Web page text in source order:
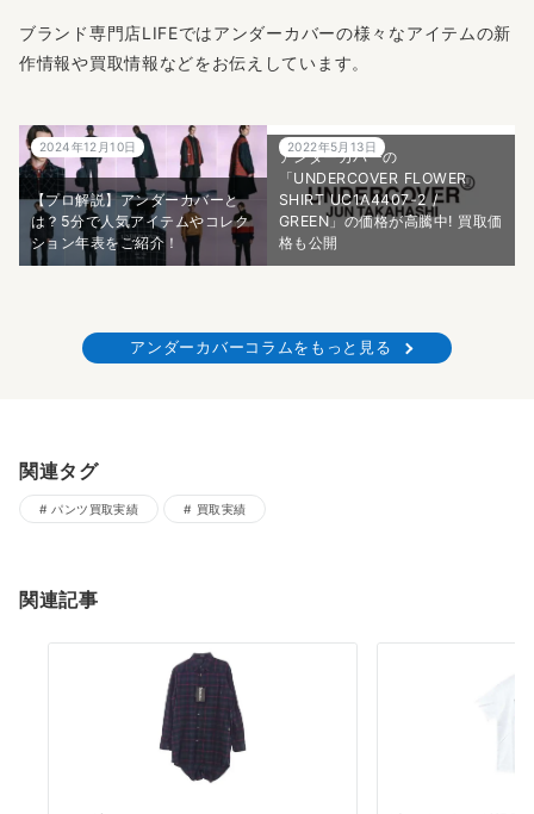
ブランド専門店LIFEではアンダーカバーの様々なアイテムの新
作情報や買取情報などをお伝えしています。
【プロ解説】アンダーカバーと
は？5分で人気アイテムやコレク
ション年表をご紹介！
2024年12月10日
アンダーカバーの
「UNDERCOVER FLOWER
SHIRT UC1A4407-2 /
GREEN」の価格が高騰中! 買取価
格も公開
2022年5月13日
アンダーカバーコラムをもっと見る
関連タグ
パンツ買取実績 買取実績
関連記事